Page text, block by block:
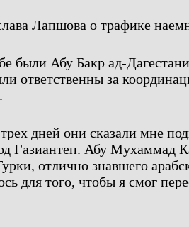
Лапшова о трафике
были Абу Бакр ад-
ответственны за
дней они сказали мне
Газиантеп. Абу Мухаммад
отлично знавшего
для того, чтобы я смог